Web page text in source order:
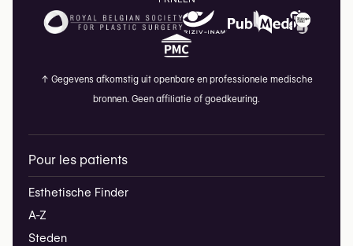
↑ Gegevens afkomstig uit openbare en professionele medische
bronnen. Geen affiliatie of goedkeuring.
Pour les patients
Esthetische Finder
A-Z
Steden